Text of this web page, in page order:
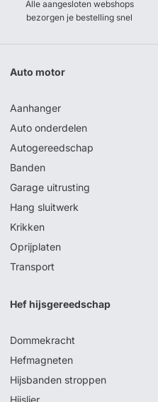
Alle aangesloten webshops
bezorgen je bestelling snel
Auto motor
Aanhanger
Auto onderdelen
Autogereedschap
Banden
Garage uitrusting
Hang sluitwerk
Krikken
Oprijplaten
Transport
Hef hijsgereedschap
Dommekracht
Hefmagneten
Hijsbanden stroppen
Hijslier